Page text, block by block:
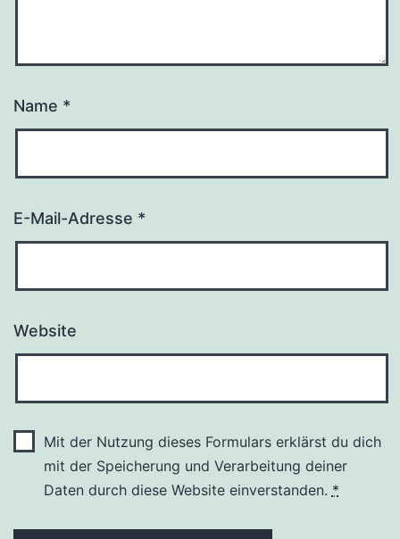
Name *
E-Mail-Adresse *
Website
Mit der Nutzung dieses Formulars erklärst du dich
mit der Speicherung und Verarbeitung deiner
Daten durch diese Website einverstanden. *